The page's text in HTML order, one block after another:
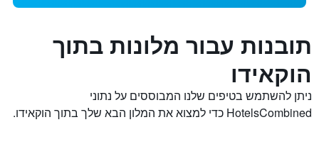
תובנות עבור מלונות בתוך
הוקאידו
ניתן להשתמש בטיפים שלנו המבוססים על נתוני
HotelsCombined כדי למצוא את המלון הבא שלך בתוך הוקאידו.